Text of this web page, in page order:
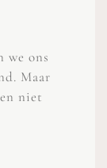
we ons
Maar
niet